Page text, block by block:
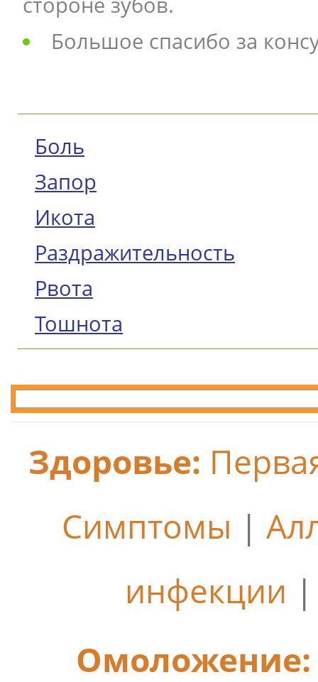
Большое спасибо за
Боль
Запор
Икота
Раздражительность
Рвота
Тошнота
Здоровье:
Симптомы |
инфекции
Омоложение: